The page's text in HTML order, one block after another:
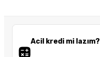
Acil kredi mi lazım?